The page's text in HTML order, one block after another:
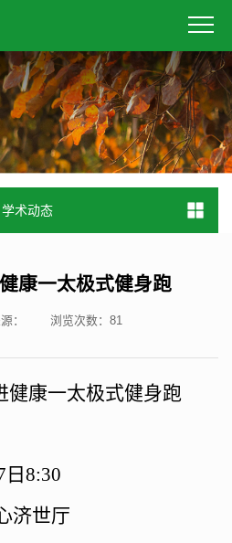
学术动态
康一太极式健身跑
： 浏览次数： 81
健康一太极式健身跑
日8:30
济世厅